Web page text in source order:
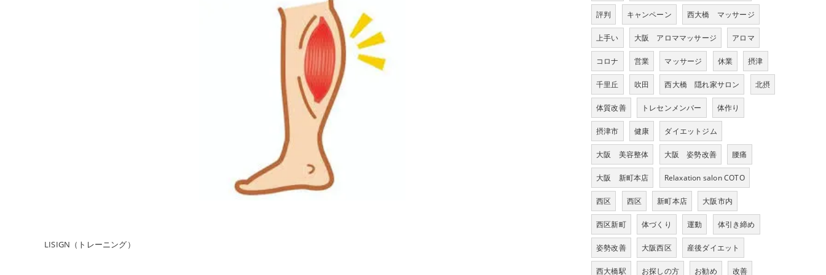
LISIGN（トレーニング）
評判 キャンペーン 西大橋 マッサージ
上手い 大阪 アロママッサージ アロマ
コロナ 営業 マッサージ 休業 摂津
千里丘 吹田 西大橋 隠れ家サロン 北摂
体質改善 トレセンメンバー 体作り
摂津市 健康 ダイエットジム
大阪 美容整体 大阪 姿勢改善 腰痛
大阪 新町本店 Relaxation salon COTO
西区 西区 新町本店 大阪市内
西区新町 体づくり 運動 体引き締め
姿勢改善 大阪西区 産後ダイエット
西大橋駅 お探しの方 お勧め 改善